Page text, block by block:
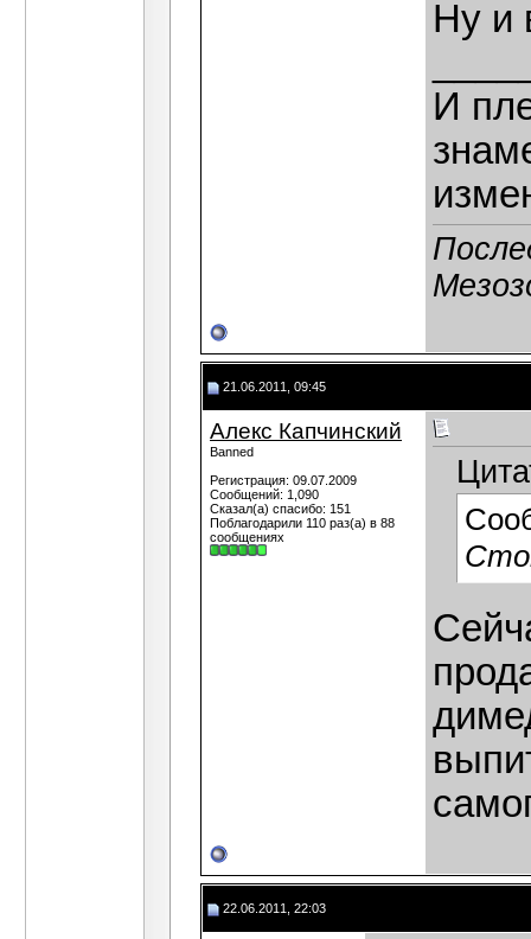
Ну и
И
21.06.2011, 09:45
Алекс Капчинский
Banned
Регистрация: 09.07.2009
Сообщений: 1,090
Сказал(а) спасибо: 151
Поблагодарили 110 раз(а) в 88
сообщениях
22.06.2011, 22:03